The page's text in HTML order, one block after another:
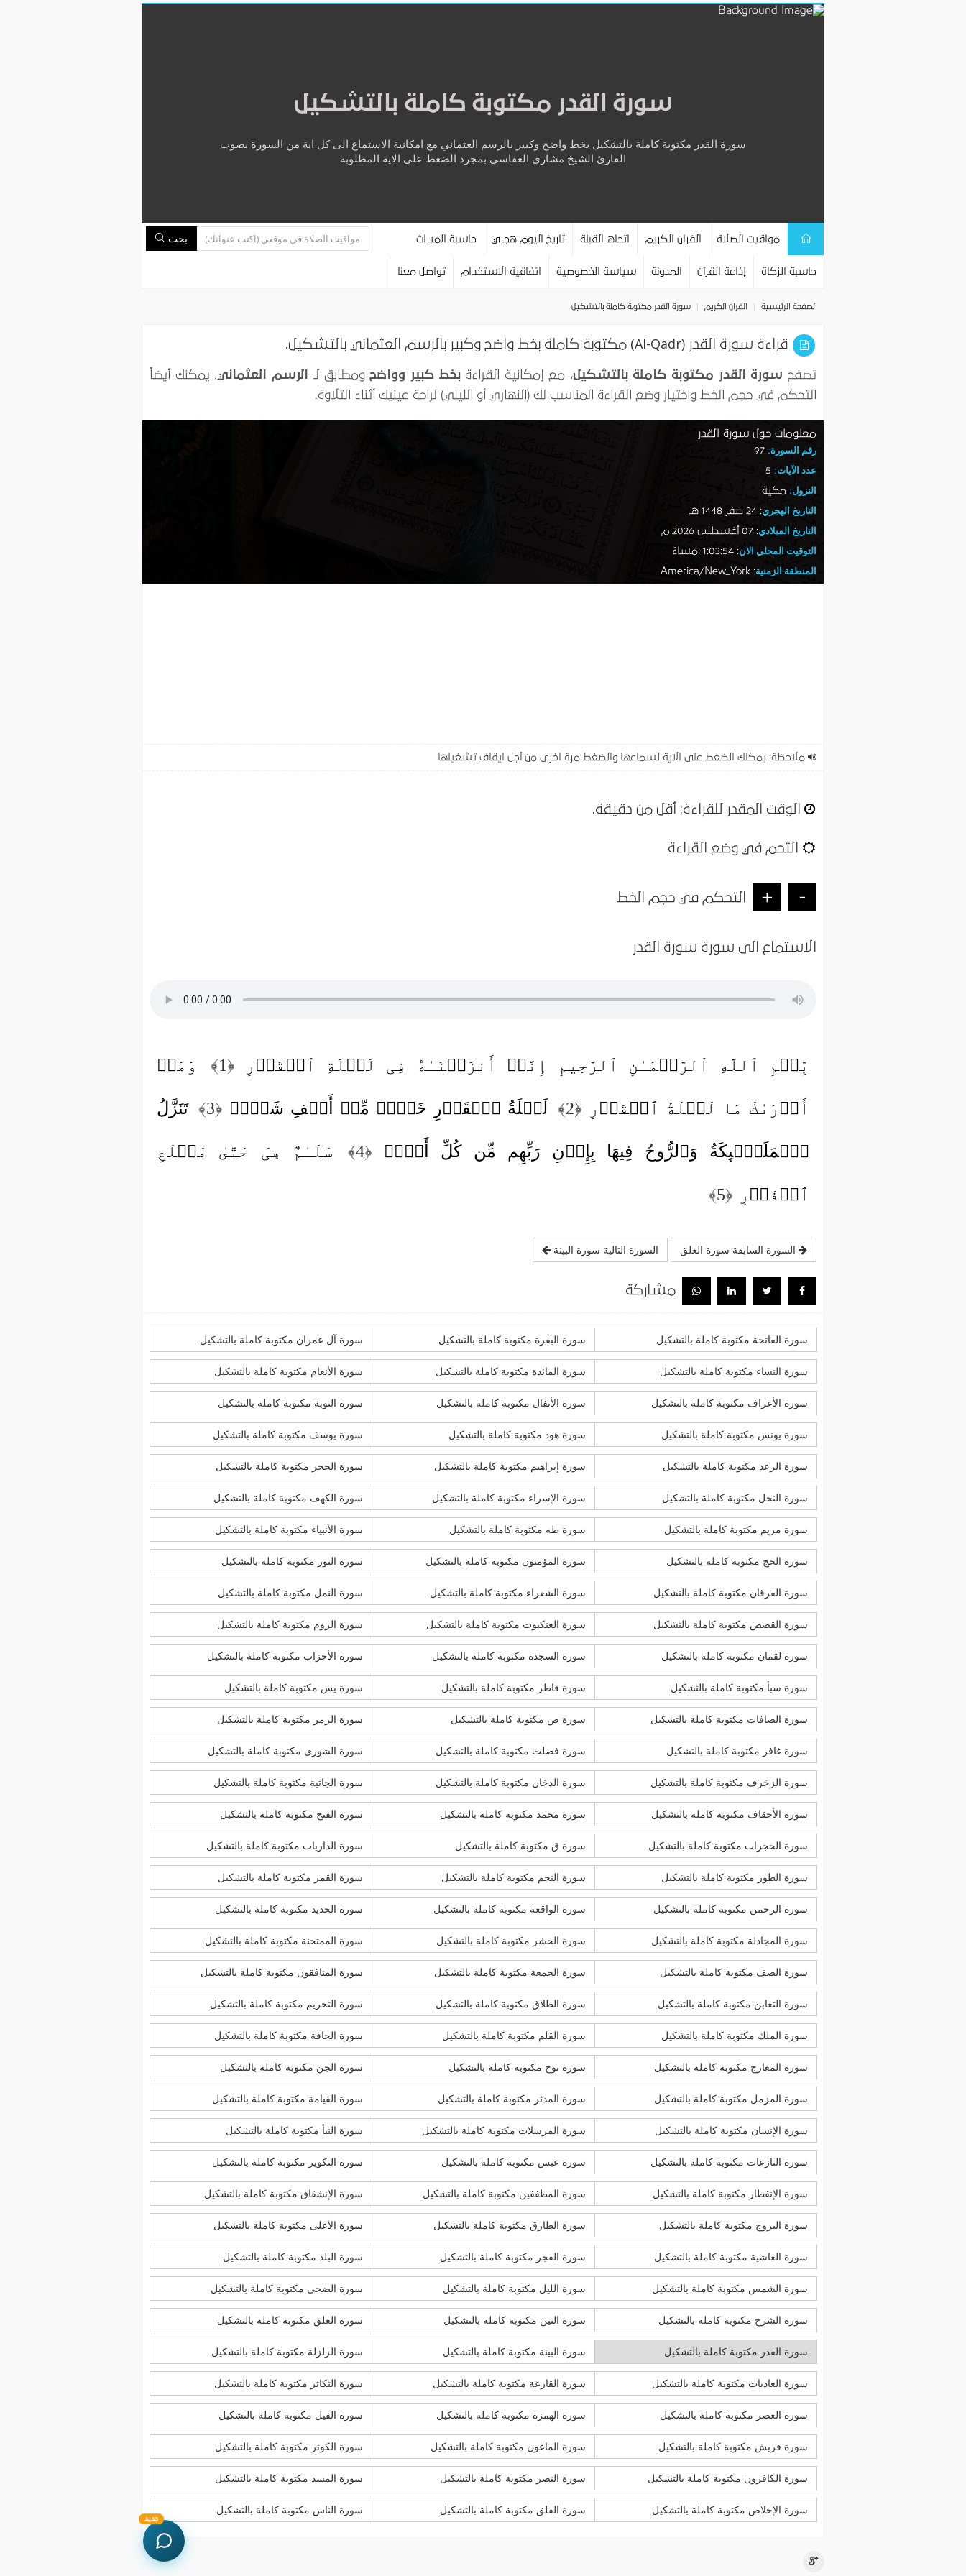
سورة القدر مكتوبة كاملة بالتشكيل
سورة القدر مكتوبة كاملة بالتشكيل بخط واضح وكبير بالرسم العثماني مع امكانية الاستماع الى كل اية من السورة بصوت
القارئ الشيخ مشاري العفاسي بمجرد الضغط على الاية المطلوبة
مواقيت الصلاة القران الكريم اتجاه القبلة تاريخ اليوم هجري حاسبة الميراث
حاسبة الزكاة إذاعة القرآن المدونة سياسة الخصوصية اتفاقية الاستخدام تواصل معنا
بحث
الصفحة الرئيسية القران الكريم سورة القدر مكتوبة كاملة بالتشكيل
قراءة سورة القدر (Al-Qadr) مكتوبة كاملة بخط واضح وكبير بالرسم العثماني بالتشكيل.
تصفح سورة القدر مكتوبة كاملة بالتشكيل، مع إمكانية القراءةبخط كبير وواضحومطابق لـ الرسم العثماني . يمكنك أيضاً
التحكم في حجم الخط واختيار وضع القراءة المناسب لك (النهاري أو الليلي) لراحة عينيك أثناء التلاوة.
معلومات حول سورة القدر
رقم السورة:
عدد الآيات:
النزول: مكية
التاريخ الهجري: 24 صفر 1448 هـ
التاريخ الميلادي: 07 أغسطس 2026 م
التوقيت المحلي الان: 1:03:55 :مساءً
المنطقة الزمنية: America/New_York
ملاحظة: يمكنك الضغط على الاية لسماعها والضغط مرة اخرى من أجل ايقاف تشغيلها
الوقت المقدر للقراءة: أقل من دقيقة.
التحم في وضع القراءة
-
+ التحكم في حجم الخط
الاستماع الى سورة سورة القدر
بِّسۡمِ ٱللَّهِ ٱلرَّحۡمَـٰنِ ٱلرَّحِیمِ إِنَّاۤ أَنزَلۡنَـٰهُ فِی لَیۡلَةِ ٱلۡقَدۡرِ ﴿1﴾ وَمَاۤ
أَدۡرَىٰكَ مَا لَیۡلَةُ ٱلۡقَدۡرِ ﴿2﴾ لَیۡلَةُ ٱلۡقَدۡرِ خَیۡرࣱ مِّنۡ أَلۡفِ شَهۡرࣲ ﴿3﴾ تَنَزَّلُ
ٱلۡمَلَـٰۤىِٕكَةُ وَٱلرُّوحُ فِیهَا بِإِذۡنِ رَبِّهِم مِّن كُلِّ أَمۡرࣲ ﴿4﴾ سَلَـٰمٌ هِیَ حَتَّىٰ مَطۡلَعِ
ٱلۡفَجۡرِ ﴿5﴾
السورة السابقة سورة العلق السورة التالية سورة البينة
مشاركة
سورة الفاتحة مكتوبة كاملة بالتشكيل سورة البقرة مكتوبة كاملة بالتشكيل سورة آل عمران مكتوبة كاملة بالتشكيل
سورة النساء مكتوبة كاملة بالتشكيل سورة المائدة مكتوبة كاملة بالتشكيل سورة الأنعام مكتوبة كاملة بالتشكيل
سورة الأعراف مكتوبة كاملة بالتشكيل سورة الأنفال مكتوبة كاملة بالتشكيل سورة التوبة مكتوبة كاملة بالتشكيل
سورة يونس مكتوبة كاملة بالتشكيل سورة هود مكتوبة كاملة بالتشكيل سورة يوسف مكتوبة كاملة بالتشكيل
سورة الرعد مكتوبة كاملة بالتشكيل سورة إبراهيم مكتوبة كاملة بالتشكيل سورة الحجر مكتوبة كاملة بالتشكيل
سورة النحل مكتوبة كاملة بالتشكيل سورة الإسراء مكتوبة كاملة بالتشكيل سورة الكهف مكتوبة كاملة بالتشكيل
سورة مريم مكتوبة كاملة بالتشكيل سورة طه مكتوبة كاملة بالتشكيل سورة الأنبياء مكتوبة كاملة بالتشكيل
سورة الحج مكتوبة كاملة بالتشكيل سورة المؤمنون مكتوبة كاملة بالتشكيل سورة النور مكتوبة كاملة بالتشكيل
سورة الفرقان مكتوبة كاملة بالتشكيل سورة الشعراء مكتوبة كاملة بالتشكيل سورة النمل مكتوبة كاملة بالتشكيل
سورة القصص مكتوبة كاملة بالتشكيل سورة العنكبوت مكتوبة كاملة بالتشكيل سورة الروم مكتوبة كاملة بالتشكيل
سورة لقمان مكتوبة كاملة بالتشكيل سورة السجدة مكتوبة كاملة بالتشكيل سورة الأحزاب مكتوبة كاملة بالتشكيل
سورة سبأ مكتوبة كاملة بالتشكيل سورة فاطر مكتوبة كاملة بالتشكيل سورة يس مكتوبة كاملة بالتشكيل
سورة الصافات مكتوبة كاملة بالتشكيل سورة ص مكتوبة كاملة بالتشكيل سورة الزمر مكتوبة كاملة بالتشكيل
سورة غافر مكتوبة كاملة بالتشكيل سورة فصلت مكتوبة كاملة بالتشكيل سورة الشورى مكتوبة كاملة بالتشكيل
سورة الزخرف مكتوبة كاملة بالتشكيل سورة الدخان مكتوبة كاملة بالتشكيل سورة الجاثية مكتوبة كاملة بالتشكيل
سورة الأحقاف مكتوبة كاملة بالتشكيل سورة محمد مكتوبة كاملة بالتشكيل سورة الفتح مكتوبة كاملة بالتشكيل
سورة الحجرات مكتوبة كاملة بالتشكيل سورة ق مكتوبة كاملة بالتشكيل سورة الذاريات مكتوبة كاملة بالتشكيل
سورة الطور مكتوبة كاملة بالتشكيل سورة النجم مكتوبة كاملة بالتشكيل سورة القمر مكتوبة كاملة بالتشكيل
سورة الرحمن مكتوبة كاملة بالتشكيل سورة الواقعة مكتوبة كاملة بالتشكيل سورة الحديد مكتوبة كاملة بالتشكيل
سورة المجادلة مكتوبة كاملة بالتشكيل سورة الحشر مكتوبة كاملة بالتشكيل سورة الممتحنة مكتوبة كاملة بالتشكيل
سورة الصف مكتوبة كاملة بالتشكيل سورة الجمعة مكتوبة كاملة بالتشكيل سورة المنافقون مكتوبة كاملة بالتشكيل
سورة التغابن مكتوبة كاملة بالتشكيل سورة الطلاق مكتوبة كاملة بالتشكيل سورة التحريم مكتوبة كاملة بالتشكيل
سورة الملك مكتوبة كاملة بالتشكيل سورة القلم مكتوبة كاملة بالتشكيل سورة الحاقة مكتوبة كاملة بالتشكيل
سورة المعارج مكتوبة كاملة بالتشكيل سورة نوح مكتوبة كاملة بالتشكيل سورة الجن مكتوبة كاملة بالتشكيل
سورة المزمل مكتوبة كاملة بالتشكيل سورة المدثر مكتوبة كاملة بالتشكيل سورة القيامة مكتوبة كاملة بالتشكيل
سورة الإنسان مكتوبة كاملة بالتشكيل سورة المرسلات مكتوبة كاملة بالتشكيل سورة النبأ مكتوبة كاملة بالتشكيل
سورة النازعات مكتوبة كاملة بالتشكيل سورة عبس مكتوبة كاملة بالتشكيل سورة التكوير مكتوبة كاملة بالتشكيل
سورة الإنفطار مكتوبة كاملة بالتشكيل سورة المطففين مكتوبة كاملة بالتشكيل سورة الإنشقاق مكتوبة كاملة بالتشكيل
سورة البروج مكتوبة كاملة بالتشكيل سورة الطارق مكتوبة كاملة بالتشكيل سورة الأعلى مكتوبة كاملة بالتشكيل
سورة الغاشية مكتوبة كاملة بالتشكيل سورة الفجر مكتوبة كاملة بالتشكيل سورة البلد مكتوبة كاملة بالتشكيل
سورة الشمس مكتوبة كاملة بالتشكيل سورة الليل مكتوبة كاملة بالتشكيل سورة الضحى مكتوبة كاملة بالتشكيل
سورة الشرح مكتوبة كاملة بالتشكيل سورة التين مكتوبة كاملة بالتشكيل سورة العلق مكتوبة كاملة بالتشكيل
سورة القدر مكتوبة كاملة بالتشكيل سورة البينة مكتوبة كاملة بالتشكيل سورة الزلزلة مكتوبة كاملة بالتشكيل
سورة العاديات مكتوبة كاملة بالتشكيل سورة القارعة مكتوبة كاملة بالتشكيل سورة التكاثر مكتوبة كاملة بالتشكيل
سورة العصر مكتوبة كاملة بالتشكيل سورة الهمزة مكتوبة كاملة بالتشكيل سورة الفيل مكتوبة كاملة بالتشكيل
سورة قريش مكتوبة كاملة بالتشكيل سورة الماعون مكتوبة كاملة بالتشكيل سورة الكوثر مكتوبة كاملة بالتشكيل
سورة الكافرون مكتوبة كاملة بالتشكيل سورة النصر مكتوبة كاملة بالتشكيل سورة المسد مكتوبة كاملة بالتشكيل
سورة الإخلاص مكتوبة كاملة بالتشكيل سورة الفلق مكتوبة كاملة بالتشكيل سورة الناس مكتوبة كاملة بالتشكيل
جديد